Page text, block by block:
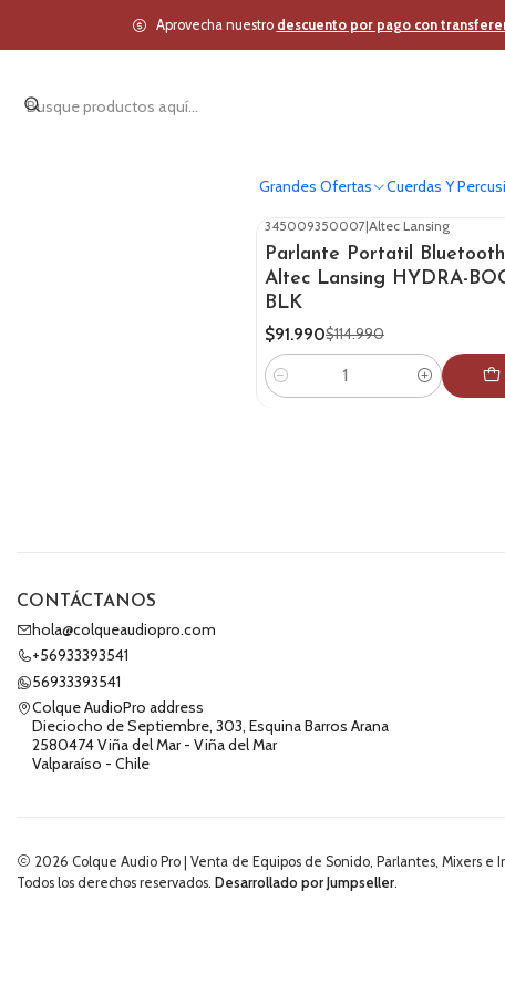
Grandes Ofertas Cuerdas Y
Aprovecha nuestro descuento por pago con
345009350007|Altec Lansing
Parlante Portatil Bluetooth
Altec Lansing HYDRA-
BLK
$91.990$114.990
Cantidad
CONTÁCTANOS
hola@colqueaudiopro.com
+56933393541
56933393541
Colque AudioPro address
Dieciocho de Septiembre, 303, Esquina Barros Arana
2580474 Viña del Mar - Viña del Mar
Valparaíso - Chile
2026 Colque Audio Pro | Venta de Equipos de Sonido, Parlantes, Mixers e
Todos los derechos reservados. Desarrollado por Jumpseller.